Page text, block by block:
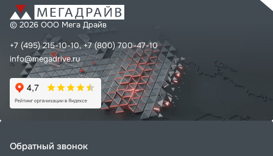
© 2026 ООО Мега Драйв
+7 (495) 215-10-10, +7 (800) 700-47-10
info@megadrive.ru
Обратный звонок